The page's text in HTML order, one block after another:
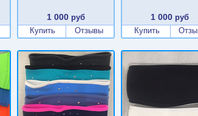
1 000руб
Купить
Отзывы
1 000 руб
Купить